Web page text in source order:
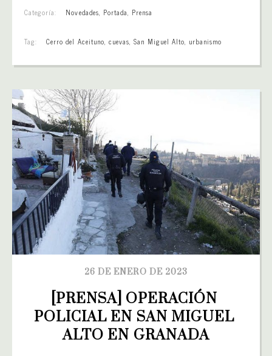
Categoría: Novedades, Portada, Prensa
Tag: Cerro del Aceituno, cuevas,San Miguel Alto, urbanismo
26 DE ENERO DE 2023
[PRENSA] OPERACIÓN
POLICIAL EN SAN MIGUEL
ALTO EN GRANADA